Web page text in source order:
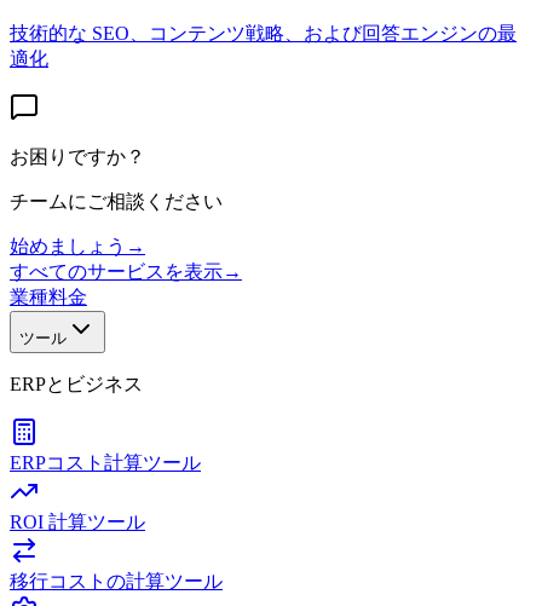
技術的な SEO、コンテンツ戦略、および回答エンジンの最
適化
お困りですか？
チームにご相談ください
始めましょう →
すべてのサービスを表示→
業種料金
ツール
ERPとビジネス
ERPコスト計算ツール
ROI 計算ツール
移行コストの計算ツール